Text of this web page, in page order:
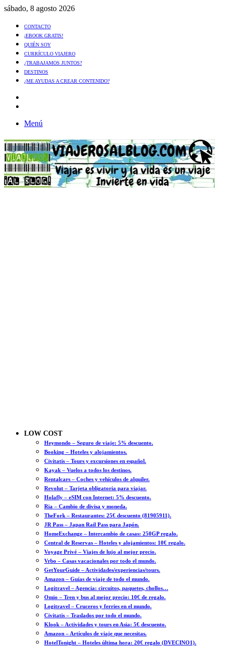
sábado, 8 agosto 2026
CONTACTO
¡EBOOK GRATIS!
QUIÉN SOY
CURRÍCULO VIAJERO
¿TRABAJAMOS JUNTOS?
DESTINOS
¿ME AYUDAS A CREAR CONTENIDO?
Menú
LOW COST
Heymondo – Seguro de viaje: 5% descuento.
Booking – Hoteles y alojamientos.
Civitatis – Tours y excursiones en español.
Kayak – Vuelos a todos los destinos.
Rentalcars – Coches y vehículos de alquiler.
Revolut – Tarjeta obligatoria para viajar.
Holafly – eSIM con Internet: 5% descuento.
Ria – Cambio de divisa y moneda.
TheFork – Restaurantes: 25€ descuento (81905911).
JR Pass – Japan Rail Pass para Japón.
HomeExchange – Intercambio de casas: 250GP regalo.
Central de Reservas – Hoteles y alojamientos: 10€ regalo.
Voyage Privé – Viajes de lujo al mejor precio.
Vrbo – Casas vacacionales por todo el mundo.
GetYourGuide – Actividades/experiencias/tours.
Amazon – Guías de viaje de todo el mundo.
Logitravel – Agencia: circuitos, paquetes, chollos…
Omio – Tren y bus al mejor precio: 10€ de regalo.
Logitravel – Cruceros y ferries en el mundo.
Civitatis – Traslados por todo el mundo.
Klook – Actividades y tours en Asia: 5€ descuento.
Amazon – Artículos de viaje que necesitas.
HotelTonight – Hoteles última hora: 20€ regalo (DVECINO1).